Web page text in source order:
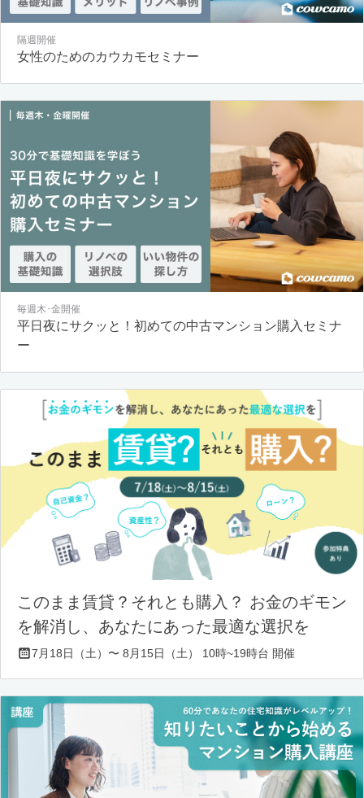
隔週開催
女性のためのカウカモセミナー
毎週木･金開催
平日夜にサクッと！初めての中古マンション購入セミナ
ー
このまま賃貸？それとも購入？ お金のギモン
を解消し、あなたにあった最適な選択を
7月18日（土）〜 8月15日（土） 10時~19時台 開催